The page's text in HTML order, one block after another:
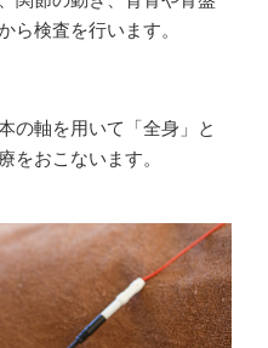
ら検査を行います。
の軸を用いて「全身」と
をおこないます。